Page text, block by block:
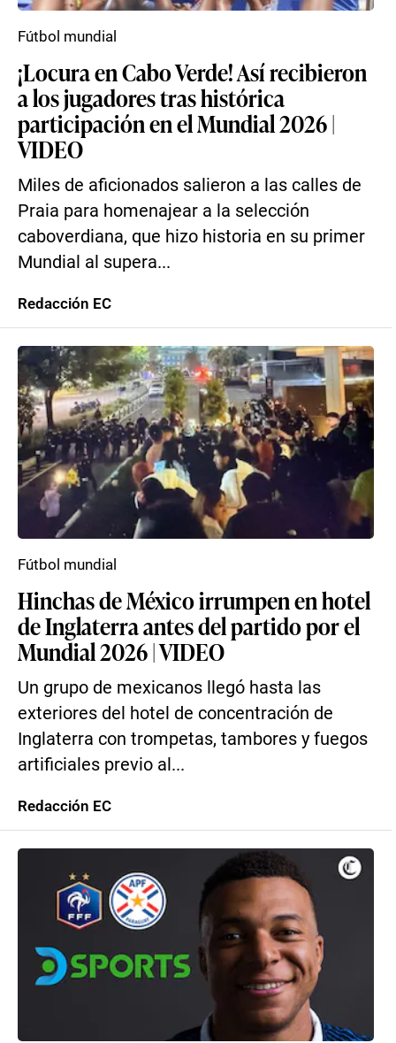
¡Locura en Cabo Verde! Así recibieron
a los jugadores tras histórica
participación en el Mundial 2026 |
VIDEO
Miles de aficionados salieron a las calles de
Praia para homenajear a la selección
caboverdiana, que hizo historia en su primer
Mundial al supera...
Fútbol mundial
Redacción EC
Hinchas de México irrumpen en hotel
de Inglaterra antes del partido por el
Mundial 2026 | VIDEO
Un grupo de mexicanos llegó hasta las
exteriores del hotel de concentración de
Inglaterra con trompetas, tambores y fuegos
artificiales previo al...
Fútbol mundial
Redacción EC